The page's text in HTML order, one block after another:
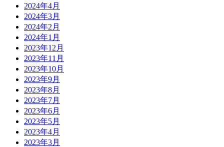
2024年4月
2024年3月
2024年2月
2024年1月
2023年12月
2023年11月
2023年10月
2023年9月
2023年8月
2023年7月
2023年6月
2023年5月
2023年4月
2023年3月